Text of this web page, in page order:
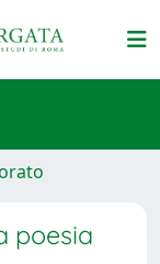
poesia